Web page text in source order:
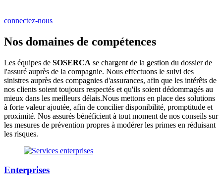
connectez-nous
Nos domaines de compétences
Les équipes de SOSERCA se chargent de la gestion du dossier de
l'assuré auprès de la compagnie. Nous effectuons le suivi des
sinistres auprès des compagnies d'assurances, afin que les intérêts de
nos clients soient toujours respectés et qu'ils soient dédommagés au
mieux dans les meilleurs délais.Nous mettons en place des solutions
à forte valeur ajoutée, afin de concilier disponibilité, promptitude et
proximité. Nos assurés bénéficient à tout moment de nos conseils sur
les mesures de prévention propres à modérer les primes en réduisant
les risques.
Enterprises